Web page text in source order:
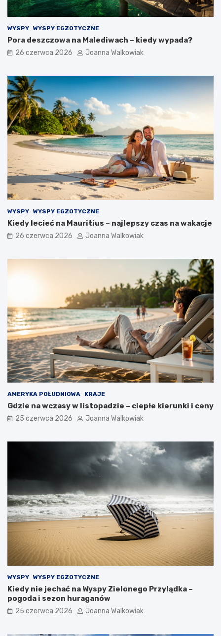
WYSPY WYSPY EGZOTYCZNE
Pora deszczowa na Malediwach – kiedy wypada?
26 czerwca 2026 Joanna Walkowiak
WYSPY WYSPY EGZOTYCZNE
Kiedy lecieć na Mauritius – najlepszy czas na wakacje
26 czerwca 2026 Joanna Walkowiak
AMERYKA POŁUDNIOWA KRAJE
Gdzie na wczasy w listopadzie – ciepłe kierunki i ceny
25 czerwca 2026 Joanna Walkowiak
WYSPY WYSPY EGZOTYCZNE
Kiedy nie jechać na Wyspy Zielonego Przylądka –
pogoda i sezon huraganów
25 czerwca 2026 Joanna Walkowiak